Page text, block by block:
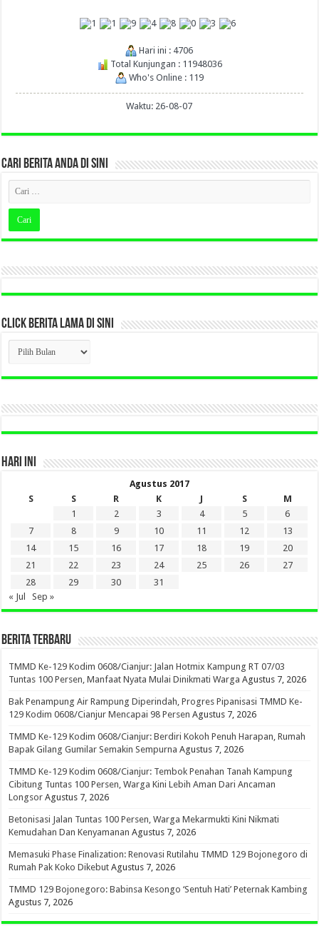
Hari ini : 4706
Total Kunjungan : 11948036
Who's Online : 119
Waktu: 26-08-07
CARI BERITA ANDA DI SINI
CLICK BERITA LAMA DI SINI
CLICK
BERITA
LAMA
DI
HARI INI
Agustus 2017
S
S R K J S
M
1
2 3 4 5
6
7
8 9 10 11 12
13
14
15 16 17 18 19
20
21
22 23 24 25 26
27
28
29 30
31
« Jul
Sep »
BERITA TERBARU
TMMD Ke-129 Kodim 0608/Cianjur: Jalan Hotmix Kampung RT 07/03
Tuntas 100 Persen, Manfaat Nyata Mulai Dinikmati Warga Agustus 7, 2026
Bak Penampung Air Rampung Diperindah, Progres Pipanisasi TMMD Ke-
129 Kodim 0608/Cianjur Mencapai 98 Persen Agustus 7, 2026
TMMD Ke-129 Kodim 0608/Cianjur: Berdiri Kokoh Penuh Harapan, Rumah
Bapak Gilang Gumilar Semakin Sempurna Agustus 7, 2026
TMMD Ke-129 Kodim 0608/Cianjur: Tembok Penahan Tanah Kampung
Cibitung Tuntas 100 Persen, Warga Kini Lebih Aman Dari Ancaman
Longsor Agustus 7, 2026
Betonisasi Jalan Tuntas 100 Persen, Warga Mekarmukti Kini Nikmati
Kemudahan Dan Kenyamanan Agustus 7, 2026
Memasuki Phase Finalization: Renovasi Rutilahu TMMD 129 Bojonegoro di
Rumah Pak Koko Dikebut Agustus 7, 2026
TMMD 129 Bojonegoro: Babinsa Kesongo ‘Sentuh Hati’ Peternak Kambing
Agustus 7, 2026